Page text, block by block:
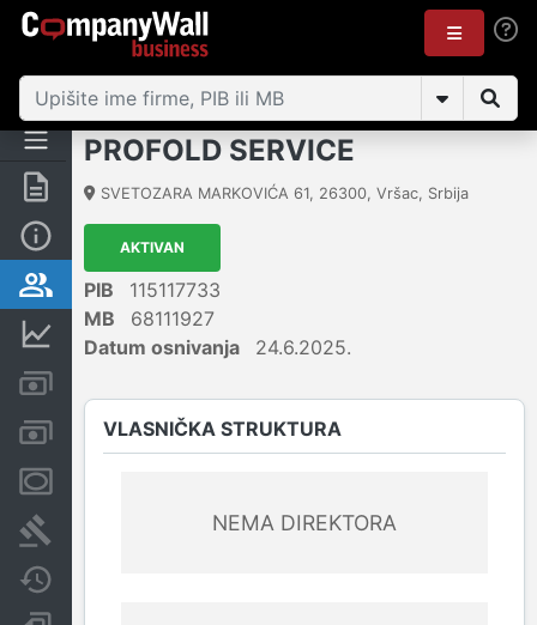
Rezime
Vlasnička struktura
Računi i blokade
PROFOLD SERVICE
SVETOZARA MARKOVIĆA 61, 26300, Vršac, Srbija
AKTIVAN
PIB
115117733
MB
68111927
Datum osnivanja
24.6.2025.
VLASNIČKA STRUKTURA
NEMA DIREKTORA